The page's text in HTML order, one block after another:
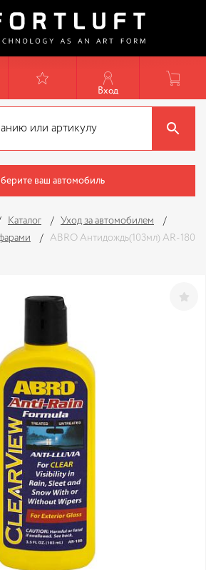
Вход
ваш автомобиль
Каталог
Уход за автомобилем
ABRO Антидождь(103мл) AR-180